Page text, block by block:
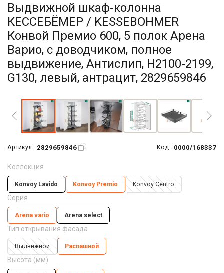
Выдвижной шкаф-колонна
КЕССЕБЁМЕР / KESSEBOHMER
Конвой Премио 600, 5 полок Арена
Варио, с доводчиком, полное
выдвижение, Антислип, H2100-2199,
G130, левый, антрацит, 2829659846
Артикул: 2829659846 Код: 0000/168337
Коллекция
Konvoy Lavido Konvoy Premio Konvoy Centro
Серия
Arena vario Arena seleсt
Тип открывания фасада
Выдвижной Распашной
Высота (мм)